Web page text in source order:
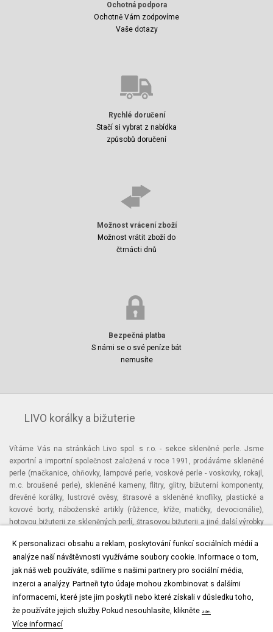
K personalizaci obsahu a reklam, poskytování funkcí sociálních médií a
analýze naší návštěvnosti využíváme soubory cookie. Informace o tom,
jak náš web používáte, sdílíme s našimi partnery pro sociální média,
inzerci a analýzy. Partneři tyto údaje mohou zkombinovat s dalšími
informacemi, které jste jim poskytli nebo které získali v důsledku toho,
že používáte jejich služby. Pokud nesouhlasíte, klikněte zde.
Více informací
Ochotná podpora
Ochotně Vám zodpovíme
Vaše dotazy
Rychlé doručení
Stačí si vybrat z nabídka
způsobů doručení
Možnost vrácení zboží
Možnost vrátit zboží do
čtrnácti dnů
Bezpečná platba
S námi se o své peníze bát
nemusíte
LIVO korálky a bižuterie
Vítáme Vás na stránkách Livo spol. s r.o. - sekce skleněné perle. Jsme
exportní a importní společnost založená v roce 1991, prodáváme skleněné
perle (mačkanice, ohňovky, lampové perle, voskové perle - voskovky, rokajl,
m.c. broušené perle), skleněné kameny, flitry, glitry, bižuterní komponenty,
dřevěné korálky, lustrové ověsy, štrasové a skleněné knoflíky, plastické a
kovové borty, náboženské artikly (růžence, kříže, matičky, devocionálie),
hotovou bižuterii ze skleněných perlí, štrasovou bižuterii a jiné další výrobky